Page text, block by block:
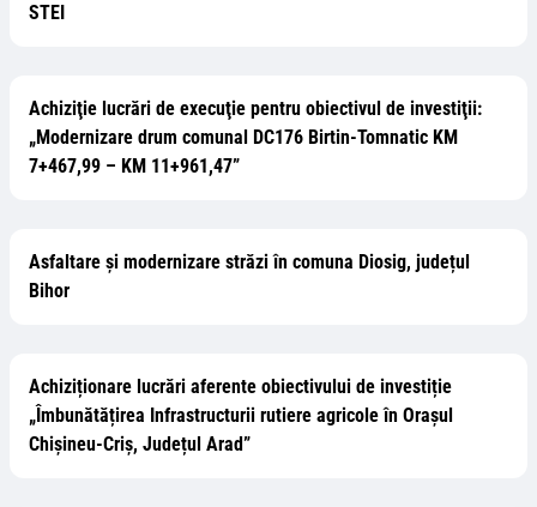
STEI
Achiziţie lucrări de execuţie pentru obiectivul de investiţii:
„Modernizare drum comunal DC176 Birtin-Tomnatic KM
7+467,99 – KM 11+961,47”
Asfaltare și modernizare străzi în comuna Diosig, județul
Bihor
Achiziționare lucrări aferente obiectivului de investiție
„Îmbunătățirea Infrastructurii rutiere agricole în Orașul
Chișineu-Criș, Județul Arad”